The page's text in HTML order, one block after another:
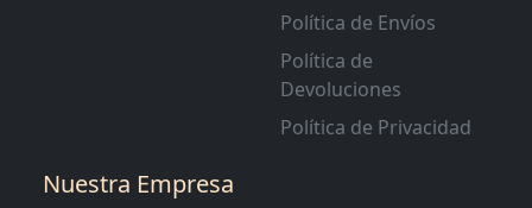
Política de Envíos
Política de
Devoluciones
Política de Privacidad
Nuestra Empresa